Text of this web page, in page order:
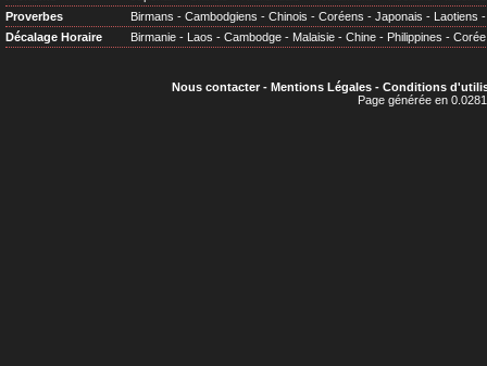
Proverbes
Birmans - Cambodgiens - Chinois - Coréens - Japonais - Laotiens
Décalage Horaire
Birmanie - Laos - Cambodge - Malaisie - Chine - Philippines - Corée
Nous contacter- Mentions Légales- Conditions
Page générée en